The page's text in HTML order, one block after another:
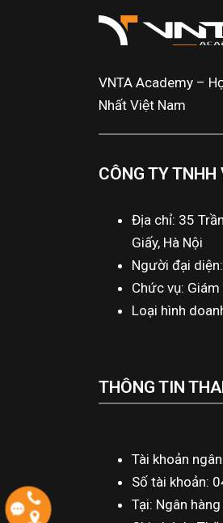
VNTA Academy –
Nhất Việt Nam
CÔNG TY
Địa chỉ: 35
Giấy, Hà Nội
Người đại
Chức vụ:
Loại hình
THÔNG TIN
Tài khoản
Số tài khoản:
Tại: Ngân